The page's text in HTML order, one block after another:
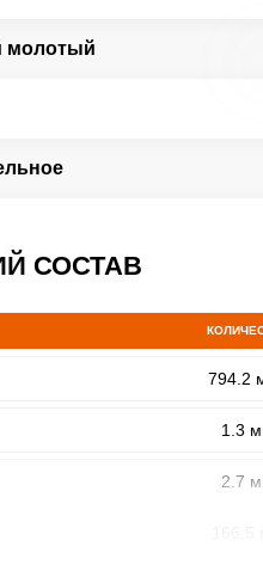
молотый
СОСТАВ
794.2
1.3
2.7